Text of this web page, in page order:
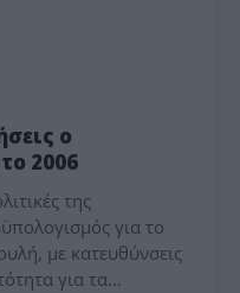
ο
2006
της
για το
με κατευθύνσεις
για τα…